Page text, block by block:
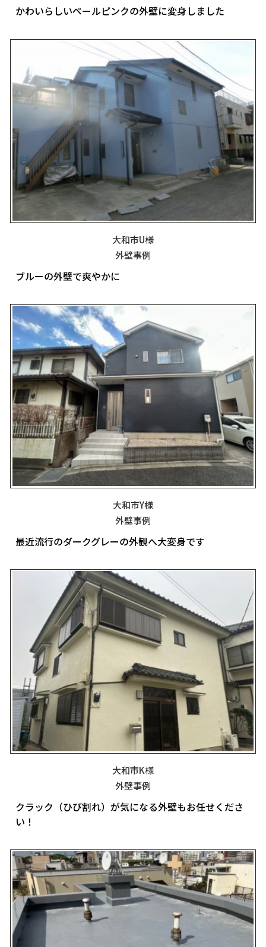
かわいらしいペールピンクの外壁に変身しました
大和市U様
外壁事例
ブルーの外壁で爽やかに
大和市Y様
外壁事例
最近流行のダークグレーの外観へ大変身です
大和市K様
外壁事例
クラック（ひび割れ）が気になる外壁もお任せくださ
い！